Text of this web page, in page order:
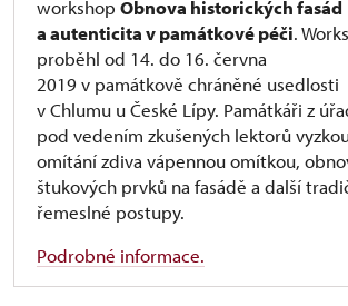
14:00 Zahájení Letní školy
14:00 – 15:00 Úvodní přednáška
15:00 – 18:00 Edukační aktivity
příklad dobré praxe
Čtvrtek 22. 8. 2019
9:00 – 18:00 NA POČÁTKU BYLO
dílna I. (práce ve skupinách)
Pátek 23. 8. 2019
9:00 – 12:30 VIDĚT NEVIDĚNÉ -
(práce ve skupinách)
14:00 – 15:30 Prezentace výstupů
workshop Obnova historických fasád
a autenticita v památkové péči.
proběhl od 14. do 16. června
2019 v památkově chráněné usedlosti
v Chlumu u České Lípy. Památkáři z
pod vedením zkušených lektorů
omítání zdiva vápennou omítkou,
štukových prvků na fasádě a další
řemeslné postupy.
Podrobné informace.